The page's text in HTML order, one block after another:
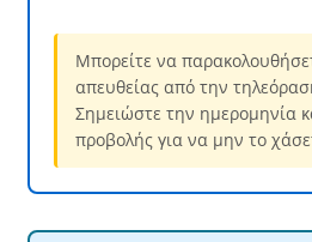
Μπορείτε να
απευθείας από την
Σημειώστε την ημερομηνία
προβολής για να μην το